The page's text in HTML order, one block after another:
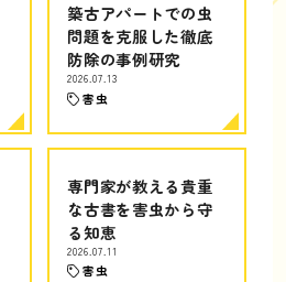
築古アパートでの虫
問題を克服した徹底
防除の事例研究
2026.07.13
害虫
専門家が教える貴重
な古書を害虫から守
る知恵
2026.07.11
害虫